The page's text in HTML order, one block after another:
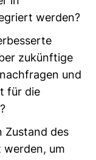
werden?
zukünftige
und
für die
Zustand des
um